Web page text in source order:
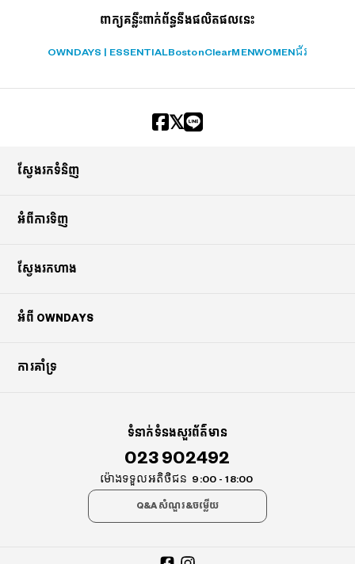
ពាក្យគន្លឹះពាក់ព័ន្ធនឹងផលិតផលនេះ
OWNDAYS | ESSENTIALBostonClearMENWOMEN ជ័រ
ស្វែងរកទំនិញ
អំពីការទិញ
ស្វែងរកហាង
អំពី OWNDAYS
ការគាំទ្រ
ទំនាក់ទំនងសួរព័ត៌មាន
023 902492
ម៉ោងទទួលអតិថិជន 9:00 - 18:00
Q&A សំណួរ&ចម្លើយ